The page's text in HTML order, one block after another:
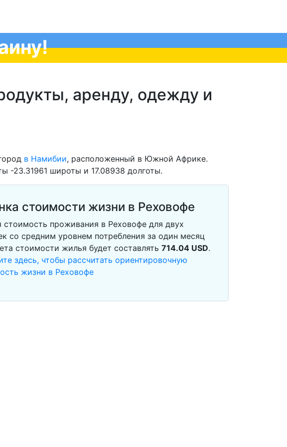
аренду, одежду и
в Намибии, расположенный в Южной Африке.
-23.31961 широты и 17.08938 долготы.
стоимости жизни в Реховофе
стоимость проживания в Реховофе для двух
со средним уровнем потребления за один месяц
стоимости жилья будет составлять 714.04 USD.
здесь, чтобы рассчитать ориентировочную
жизни в Реховофе